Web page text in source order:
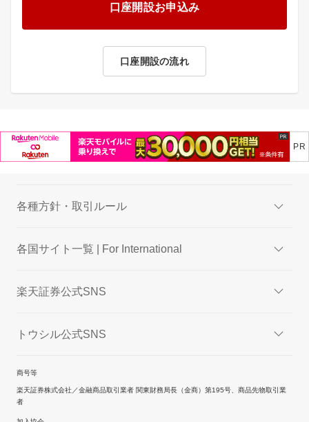
口座開設お申込み
口座開設の流れ
各種方針・取引ルール
各国サイト一覧 | For International
楽天証券公式SNS
トウシル公式SNS
商号等
楽天証券株式会社／金融商品取引業者 関東財務局長（金商）第195号、商品先物取引業
者